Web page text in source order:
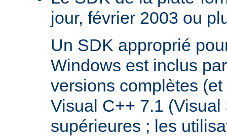
jour, février 2003 ou
Un SDK approprié
Windows est inclus
versions complètes
Visual C++ 7.1
supérieures ; les